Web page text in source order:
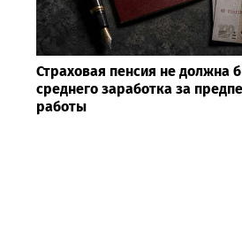
Страховая пенсия не должна
среднего заработка за
работы